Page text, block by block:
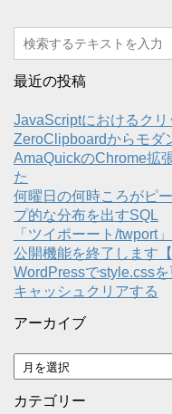
最近の投稿
JavaScriptにおけるクリ
ZeroClipboardからモダ
AmaQuickのChrome拡
た
何曜日の何時ころがピ
プ的な分布を出すSQL
「ツイポーート/twport
公開機能を終了します
WordPressでstyle.css
キャッシュクリアする
アーカイブ
ア
ー
カ
カテゴリー